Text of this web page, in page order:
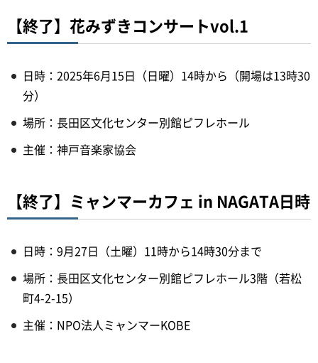
【終了】花みずきコンサートvol.1
日時：2025年6月15日（日曜）14時から（開場は13時30
分）
場所：長田区文化センター別館ピフレホール
主催：神戸音楽家協会
【終了】ミャンマーカフェ in NAGATA日時
日時：9月27日（土曜）11時から14時30分まで
場所：長田区文化センター別館ピフレホール3階（若松
町4-2-15）
主催：NPO法人ミャンマーKOBE